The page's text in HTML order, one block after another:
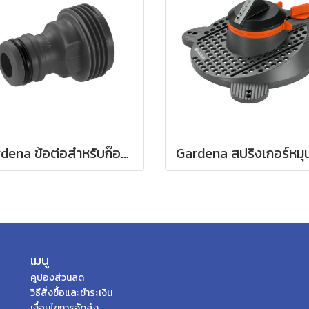
Gardena ข้อต่อสำหรับก๊อกน้ำ ขนาด 3/4" (26.5 มม.) (00921-50)
เมนู
คูปองส่วนลด
วิธีสั่งซื้อและชำระเงิน